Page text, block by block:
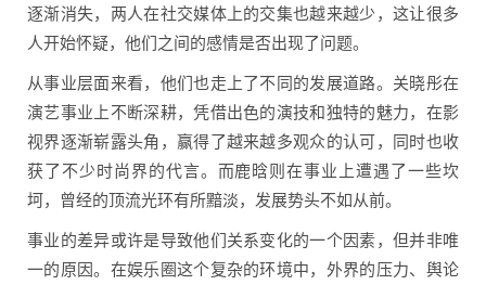
逐渐消失，两人在社交媒体上的交集也越来越少，这让很多
人开始怀疑，他们之间的感情是否出现了问题。
从事业层面来看，他们也走上了不同的发展道路。关晓彤在
演艺事业上不断深耕，凭借出色的演技和独特的魅力，在影
视界逐渐崭露头角，赢得了越来越多观众的认可，同时也收
获了不少时尚界的代言。而鹿晗则在事业上遭遇了一些坎
坷，曾经的顶流光环有所黯淡，发展势头不如从前。
事业的差异或许是导致他们关系变化的一个因素，但并非唯
一的原因。在娱乐圈这个复杂的环境中，外界的压力、舆论